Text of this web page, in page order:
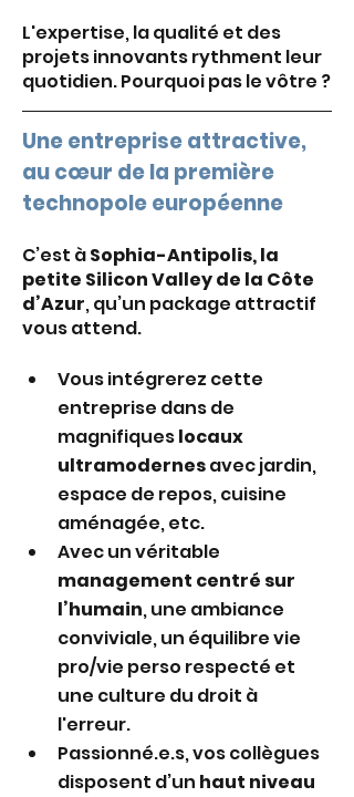
L'expertise, la qualité et des
projets innovants rythment leur
Une entreprise attractive,
au cœur de la première
technopole européenne
C’est à Sophia-Antipolis, la
petite Silicon Valley de la Côte
d’Azur, qu’un package attractif
vous attend.
Vous intégrerez cette
entreprise dans de
magnifiques locaux
ultramodernes avec jardin,
espace de repos, cuisine
aménagée, etc.
management centré sur
l’humain, une ambiance
conviviale, un équilibre vie
pro/vie perso respecté et
une culture du droit à
l'erreur.
Passionné.e.s, vos collègues
disposent d’un haut niveau